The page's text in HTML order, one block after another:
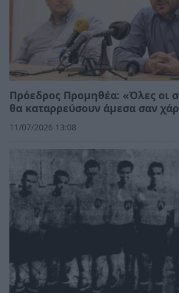
Πρόεδρος Προμηθέα: «Όλες οι
θα καταρρεύσουν άμεσα σαν
11/07/2026 13:08